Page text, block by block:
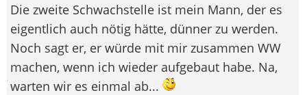
Die zweite Schwachstelle ist mein Mann, der es
eigentlich auch nötig hätte, dünner zu werden.
Noch sagt er, er würde mit mir zusammen WW
machen, wenn ich wieder aufgebaut habe. Na,
warten wir es einmal ab...